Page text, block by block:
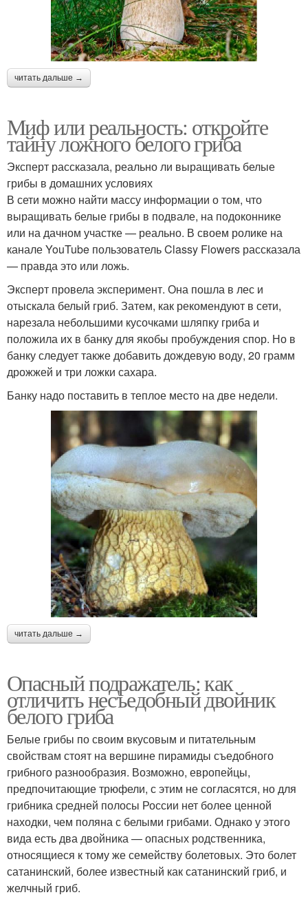
читать дальше →
Миф или реальность: откройте
тайну ложного белого гриба
Эксперт рассказала, реально ли выращивать белые
грибы в домашних условиях
В сети можно найти массу информации о том, что
выращивать белые грибы в подвале, на подоконнике
или на дачном участке — реально. В своем ролике на
канале YouTube пользователь Classy Flowers рассказала
— правда это или ложь.
Эксперт провела эксперимент. Она пошла в лес и
отыскала белый гриб. Затем, как рекомендуют в сети,
нарезала небольшими кусочками шляпку гриба и
положила их в банку для якобы пробуждения спор. Но в
банку следует также добавить дождевую воду, 20 грамм
дрожжей и три ложки сахара.
Банку надо поставить в теплое место на две недели.
читать дальше →
Опасный подражатель: как
отличить несъедобный двойник
белого гриба
Белые грибы по своим вкусовым и питательным
свойствам стоят на вершине пирамиды съедобного
грибного разнообразия. Возможно, европейцы,
предпочитающие трюфели, с этим не согласятся, но для
грибника средней полосы России нет более ценной
находки, чем поляна с белыми грибами. Однако у этого
вида есть два двойника — опасных родственника,
относящиеся к тому же семейству болетовых. Это болет
сатанинский, более известный как сатанинский гриб, и
желчный гриб.